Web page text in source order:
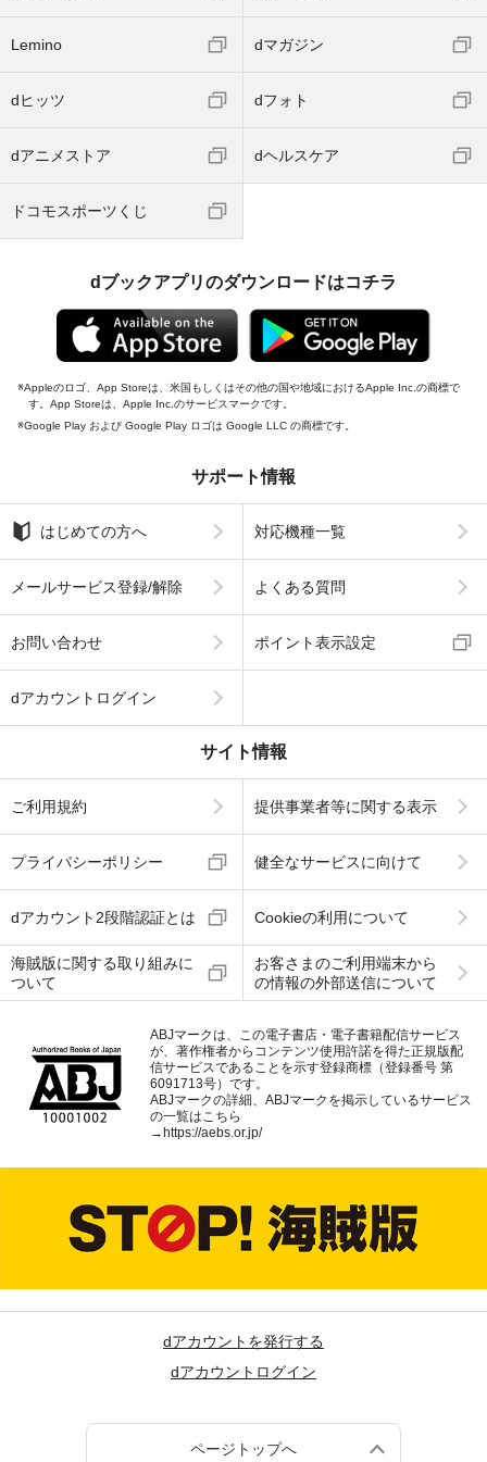
Lemino dマガジン
dヒッツ dフォト
dアニメストア dヘルスケア
ドコモスポーツくじ
dブックアプリのダウンロードはコチラ
Appleのロゴ、App Storeは、米国もしくはその他の国や地域におけるApple Inc.の商標で
す。App Storeは、Apple Inc.のサービスマークです。
Google Play および Google Play ロゴは Google LLC の商標です。
サポート情報
はじめての方へ 対応機種一覧
メールサービス登録/解除 よくある質問
お問い合わせ ポイント表示設定
dアカウントログイン
サイト情報
ご利用規約 提供事業者等に関する表示
プライバシーポリシー 健全なサービスに向けて
dアカウント2段階認証とは Cookieの利用について
海賊版に関する取り組みに
ついて
お客さまのご利用端末から
の情報の外部送信について
ABJマークは、この電子書店・電子書籍配信サービス
が、著作権者からコンテンツ使用許諾を得た正規版配
信サービスであることを示す登録商標（登録番号 第
6091713号）です。
ABJマークの詳細、ABJマークを掲示しているサービス
の一覧はこちら
→ https://aebs.or.jp/
dアカウントを発行する
dアカウントログイン
ページトップへ